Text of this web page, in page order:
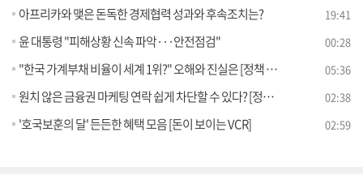
아프리카와 맺은 돈독한 경제협력 성과와 후속조치는? 19:41
윤 대통령 "피해상황 신속 파악···안전점검" 00:28
"한국 가계부채 비율이 세계 1위?" 오해와 진실은 [정책 바로보기] 05:36
원치 않은 금융권 마케팅 연락 쉽게 차단할 수 있다? [정책 바로보기] 02:38
'호국보훈의 달' 든든한 혜택 모음 [돈이 보이는 VCR] 02:59